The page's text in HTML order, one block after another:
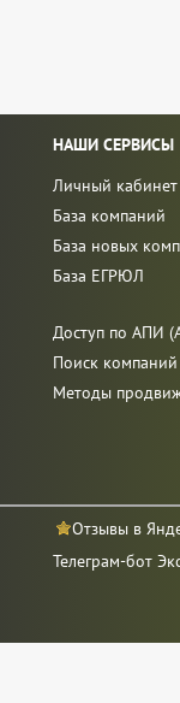
НАШИ СЕРВИСЫ
Личный кабинет
База компаний
База новых
База ЕГРЮЛ
Доступ по АПИ
Поиск
Методы
Отзывы в
Телеграм-бот